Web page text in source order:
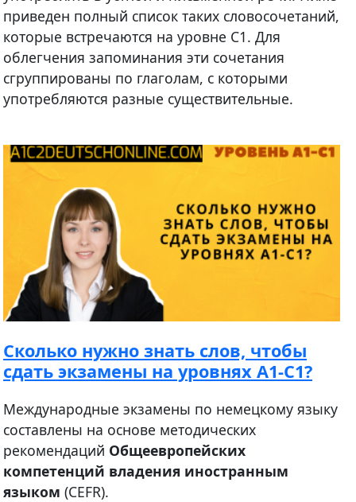
приведен полный список таких словосочетаний,
которые встречаются на уровне C1. Для
облегчения запоминания эти сочетания
сгруппированы по глаголам, с которыми
употребляются разные существительные.
Cколько нужно знать слов, чтобы
сдать экзамены на уровнях A1-C1?
Международные экзамены по немецкому языку
составлены на основе методических
рекомендаций Общеевропейских
компетенций владения иностранным
языком (CEFR).